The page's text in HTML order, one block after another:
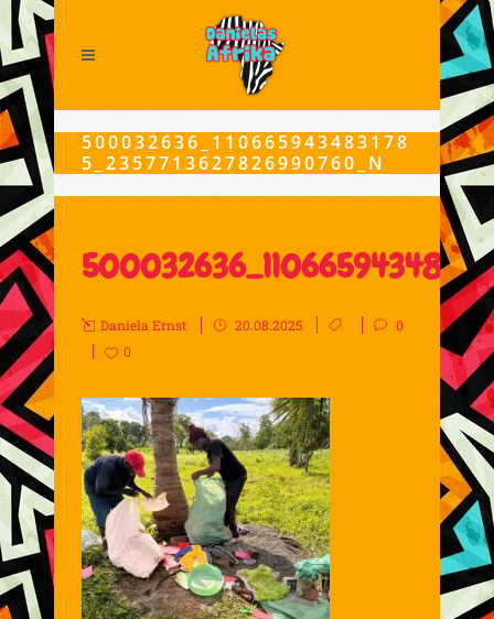
500032636_110665943483178
5_2357713627826990760_N
Daniela Ernst 20.08.2025
0
0